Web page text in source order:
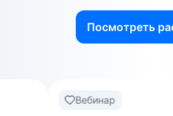
Посмотреть